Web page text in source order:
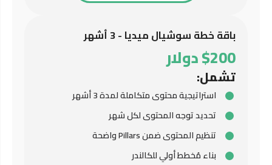
باقة خطة سوشيال ميديا - 3 أشهر
$200 دولار
تشمل:
استراتيجية محتوى متكاملة لمدة 3 أشهر
تحديد توجه المحتوى لكل شهر
تنظيم المحتوى ضمن Pillars واضحة
بناء مُخطط أولي للكالندر